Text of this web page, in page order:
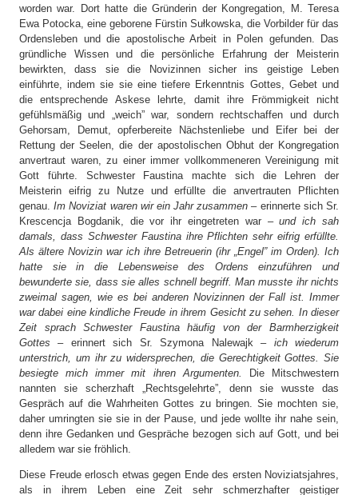
worden war. Dort hatte die Gründerin der Kongregation, M. Teresa
Ewa Potocka, eine geborene Fürstin Sułkowska, die Vorbilder für das
Ordensleben und die apostolische Arbeit in Polen gefunden. Das
gründliche Wissen und die persönliche Erfahrung der Meisterin
bewirkten, dass sie die Novizinnen sicher ins geistige Leben
einführte, indem sie sie eine tiefere Erkenntnis Gottes, Gebet und
die entsprechende Askese lehrte, damit ihre Frömmigkeit nicht
gefühlsmäßig und „weich” war, sondern rechtschaffen und durch
Gehorsam, Demut, opferbereite Nächstenliebe und Eifer bei der
Rettung der Seelen, die der apostolischen Obhut der Kongregation
anvertraut waren, zu einer immer vollkommeneren Vereinigung mit
Gott führte. Schwester Faustina machte sich die Lehren der
Meisterin eifrig zu Nutze und erfüllte die anvertrauten Pflichten
genau.Im Noviziat waren wir ein Jahr zusammen – erinnerte sich Sr.
Krescencja Bogdanik, die vor ihr eingetreten war –und ich sah
damals, dass Schwester Faustina ihre Pflichten sehr eifrig erfüllte.
Als ältere Novizin war ich ihre Betreuerin (ihr „Engel” im Orden). Ich
hatte sie in die Lebensweise des Ordens einzuführen und
bewunderte sie, dass sie alles schnell begriff. Man musste ihr nichts
zweimal sagen, wie es bei anderen Novizinnen der Fall ist. Immer
war dabei eine kindliche Freude in ihrem Gesicht zu sehen. In dieser
Zeit sprach Schwester Faustina häufig von der Barmherzigkeit
Gottes – erinnert sich Sr. Szymona Nalewajk – ich wiederum
unterstrich, um ihr zu widersprechen, die Gerechtigkeit Gottes. Sie
besiegte mich immer mit ihren Argumenten.
Die Mitschwestern
nannten sie scherzhaft „Rechtsgelehrte”, denn sie wusste das
Gespräch auf die Wahrheiten Gottes zu bringen. Sie mochten sie,
daher umringten sie sie in der Pause, und jede wollte ihr nahe sein,
denn ihre Gedanken und Gespräche bezogen sich auf Gott, und bei
alledem war sie fröhlich.
Diese Freude erlosch etwas gegen Ende des ersten Noviziatsjahres,
als in ihrem Leben eine Zeit sehr schmerzhafter geistiger